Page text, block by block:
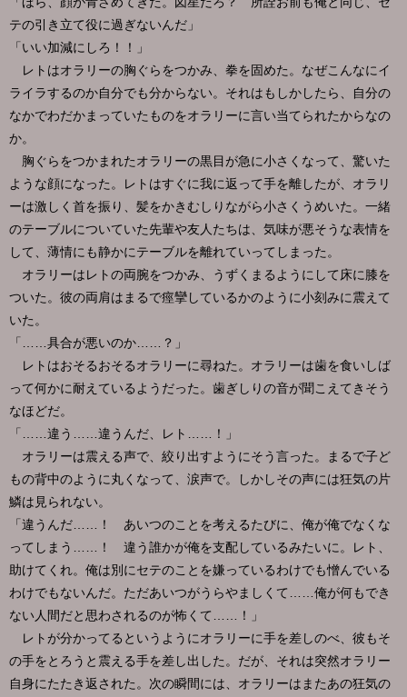
テの引き立て役に過ぎないんだ」
「いい加減にしろ！！」
レトはオラリーの胸ぐらをつかみ、拳を固めた。なぜこんなにイ
ライラするのか自分でも分からない。それはもしかしたら、自分の
なかでわだかまっていたものをオラリーに言い当てられたからなの
か。
胸ぐらをつかまれたオラリーの黒目が急に小さくなって、驚いた
ような顔になった。レトはすぐに我に返って手を離したが、オラリ
ーは激しく首を振り、髪をかきむしりながら小さくうめいた。一緒
のテーブルについていた先輩や友人たちは、気味が悪そうな表情を
して、薄情にも静かにテーブルを離れていってしまった。
オラリーはレトの両腕をつかみ、うずくまるようにして床に膝を
ついた。彼の両肩はまるで痙攣しているかのように小刻みに震えて
いた。
「……具合が悪いのか……？」
レトはおそるおそるオラリーに尋ねた。オラリーは歯を食いしば
って何かに耐えているようだった。歯ぎしりの音が聞こえてきそう
なほどだ。
「……違う……違うんだ、レト……！」
オラリーは震える声で、絞り出すようにそう言った。まるで子ど
もの背中のように丸くなって、涙声で。しかしその声には狂気の片
鱗は見られない。
「違うんだ……！ あいつのことを考えるたびに、俺が俺でなくな
ってしまう……！ 違う誰かが俺を支配しているみたいに。レト、
助けてくれ。俺は別にセテのことを嫌っているわけでも憎んでいる
わけでもないんだ。ただあいつがうらやましくて……俺が何もでき
ない人間だと思わされるのが怖くて……！」
レトが分かってるというようにオラリーに手を差しのべ、彼もそ
の手をとろうと震える手を差し出した。だが、それは突然オラリー
自身にたたき返された。次の瞬間には、オラリーはまたあの狂気の